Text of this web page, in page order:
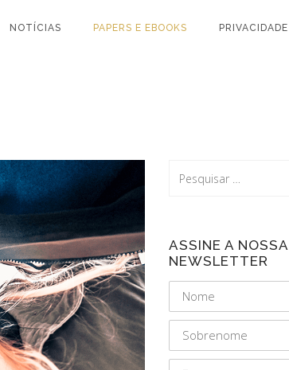
NOTÍCIAS PAPERS E EBOOKS PRIVACIDADE
ASSINE A NOSSA
NEWSLETTER